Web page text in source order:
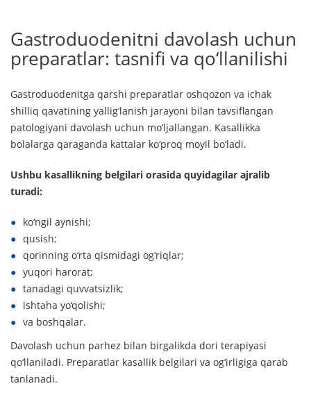
Gastroduodenitni davolash uchun
preparatlar: tasnifi va qo‘llanilishi
Gastroduodenitga qarshi preparatlar oshqozon va ichak
shilliq qavatining yallig‘lanish jarayoni bilan tavsiflangan
patologiyani davolash uchun mo‘ljallangan. Kasallikka
bolalarga qaraganda kattalar ko‘proq moyil bo‘ladi.
Ushbu kasallikning belgilari orasida quyidagilar ajralib
turadi:
ko‘ngil aynishi;
qusish;
qorinning o‘rta qismidagi og‘riqlar;
yuqori harorat;
tanadagi quvvatsizlik;
ishtaha yo‘qolishi;
va boshqalar.
Davolash uchun parhez bilan birgalikda dori terapiyasi
qo‘llaniladi. Preparatlar kasallik belgilari va og‘irligiga qarab
tanlanadi.